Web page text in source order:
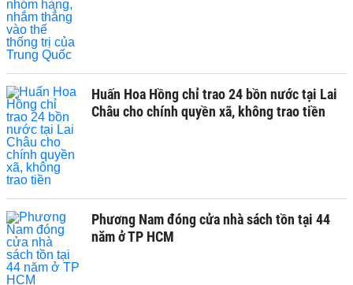
Huấn Hoa Hồng chỉ trao 24 bồn nước tại Lai
Châu cho chính quyền xã, không trao tiền
Phương Nam đóng cửa nhà sách tồn tại 44
năm ở TP HCM